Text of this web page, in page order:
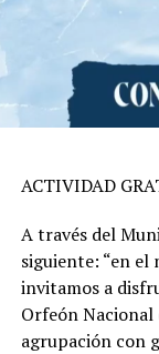
ACTIVIDAD
A través del
siguiente: “en el
invitamos a
Orfeón Nacional
agrupación con